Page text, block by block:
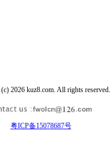
2026 kuz8.com. All rights reserved.
粤ICP备15078687号